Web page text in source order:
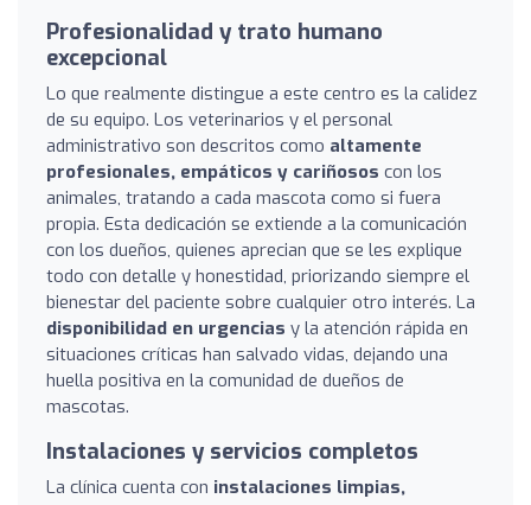
Profesionalidad y trato humano
excepcional
Lo que realmente distingue a este centro es la calidez
de su equipo. Los veterinarios y el personal
administrativo son descritos como altamente
profesionales, empáticos y cariñosos con los
animales, tratando a cada mascota como si fuera
propia. Esta dedicación se extiende a la comunicación
con los dueños, quienes aprecian que se les explique
todo con detalle y honestidad, priorizando siempre el
bienestar del paciente sobre cualquier otro interés. La
disponibilidad en urgencias y la atención rápida en
situaciones críticas han salvado vidas, dejando una
huella positiva en la comunidad de dueños de
mascotas.
Instalaciones y servicios completos
La clínica cuenta con instalaciones limpias,